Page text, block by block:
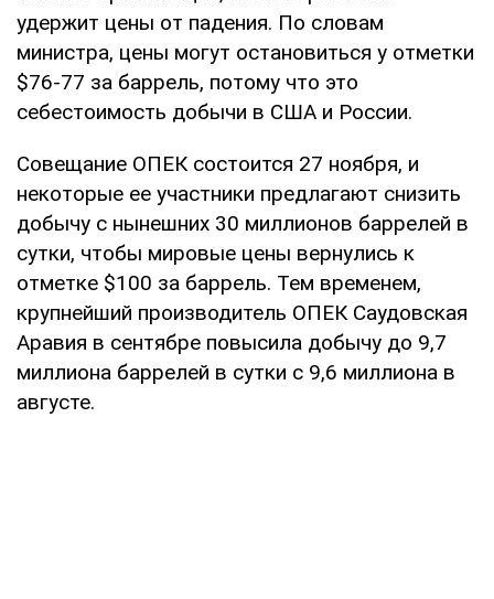
удержит цены от падения. По словам
министра, цены могут остановиться у отметки
$76-77 за баррель, потому что это
себестоимость добычи в США и России.
Совещание ОПЕК состоится 27 ноября, и
некоторые ее участники предлагают снизить
добычу с нынешних 30 миллионов баррелей в
сутки, чтобы мировые цены вернулись к
отметке $100 за баррель. Тем временем,
крупнейший производитель ОПЕК Саудовская
Аравия в сентябре повысила добычу до 9,7
миллиона баррелей в сутки с 9,6 миллиона в
августе.